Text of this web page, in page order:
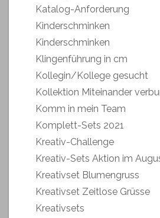
Katalog-Anforderung
Kinderschminken
Kinderschminken
Klingenführung in cm
Kollegin/Kollege gesucht
Kollektion Miteinander
Komm in mein Team
Komplett-Sets 2021
Kreativ-Challenge
Kreativ-Sets Aktion im
Kreativset Blumengruss
Kreativset Zeitlose Grüsse
Kreativsets